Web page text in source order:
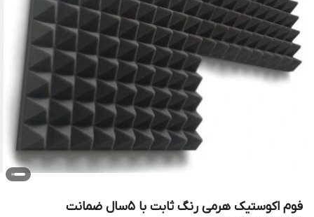
فوم اکوستیک هرمی رنگ ثابت با ۵سال ضمانت